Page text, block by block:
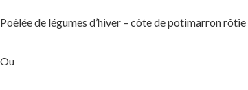
Poêlée de légumes d’hiver – côte de potimarron rôtie
Ou